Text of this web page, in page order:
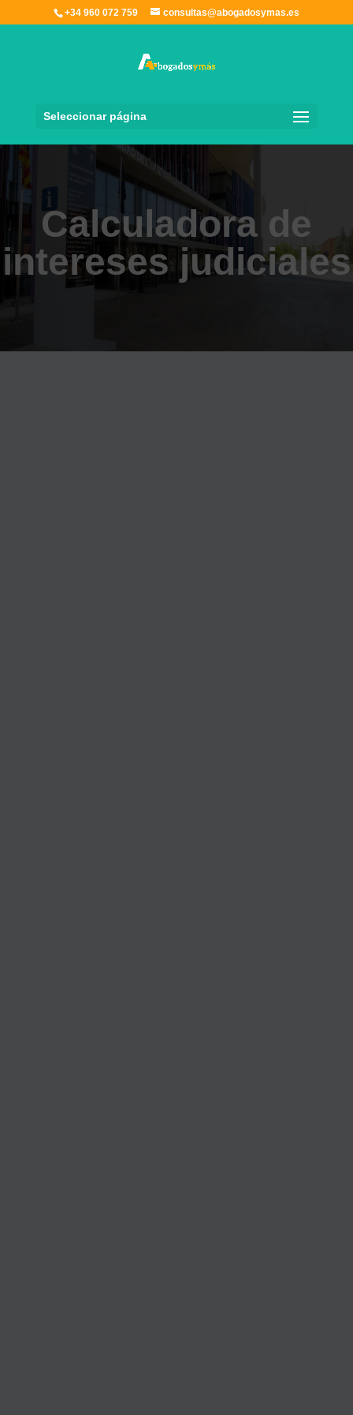
+34 960 072 759 consultas@abogadosymas.es
Seleccionar página
Calculadora de
intereses judiciales